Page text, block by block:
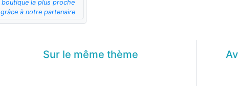
boutique la plus proche
grâce à notre partenaire
Sur le même thème